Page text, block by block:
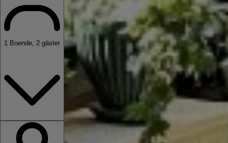
1 Boende, 2 gäster